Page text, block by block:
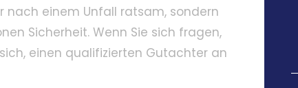
nach einem Unfall ratsam, sondern
Sicherheit. Wenn Sie sich fragen,
einen qualifizierten Gutachter an